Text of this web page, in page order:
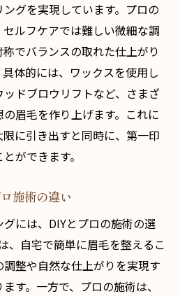
グを実現しています。プロの
ルフケアでは難しい微細な調
でバランスの取れた仕上がり
体的には、ワックスを使用し
ドブロウリフトなど、さまざ
眉毛を作り上げます。これに
に引き出すと同時に、第一印
ができます。
施術の違い
には、DIYとプロの施術の選
、自宅で簡単に眉毛を整えるこ
整や自然な仕上がりを実現す
す。一方で、プロの施術は、